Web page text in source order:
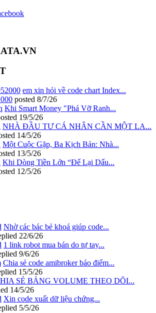
em xin hỏi về code chart Index...
posted 8/7/26
Khi Smart Money "Phá Vỡ Ranh...
19/5/26
NHÀ ĐẦU TƯ CÁ NHÂN CẦN MỘT LA...
14/5/26
Một Cuộc Gặp, Ba Kịch Bản: Nhà...
13/5/26
Khi Dòng Tiền Lớn “Để Lại Dấu...
12/5/26
Nhờ các bác bẻ khoá giúp code...
22/6/26
1 link robot mua bán do tự tay...
9/6/26
Chia sẻ code amibroker báo điểm...
15/5/26
SẺ BẢNG VOLUME THEO DÕI...
14/5/26
Xin code xuất dữ liệu chứng...
5/5/26